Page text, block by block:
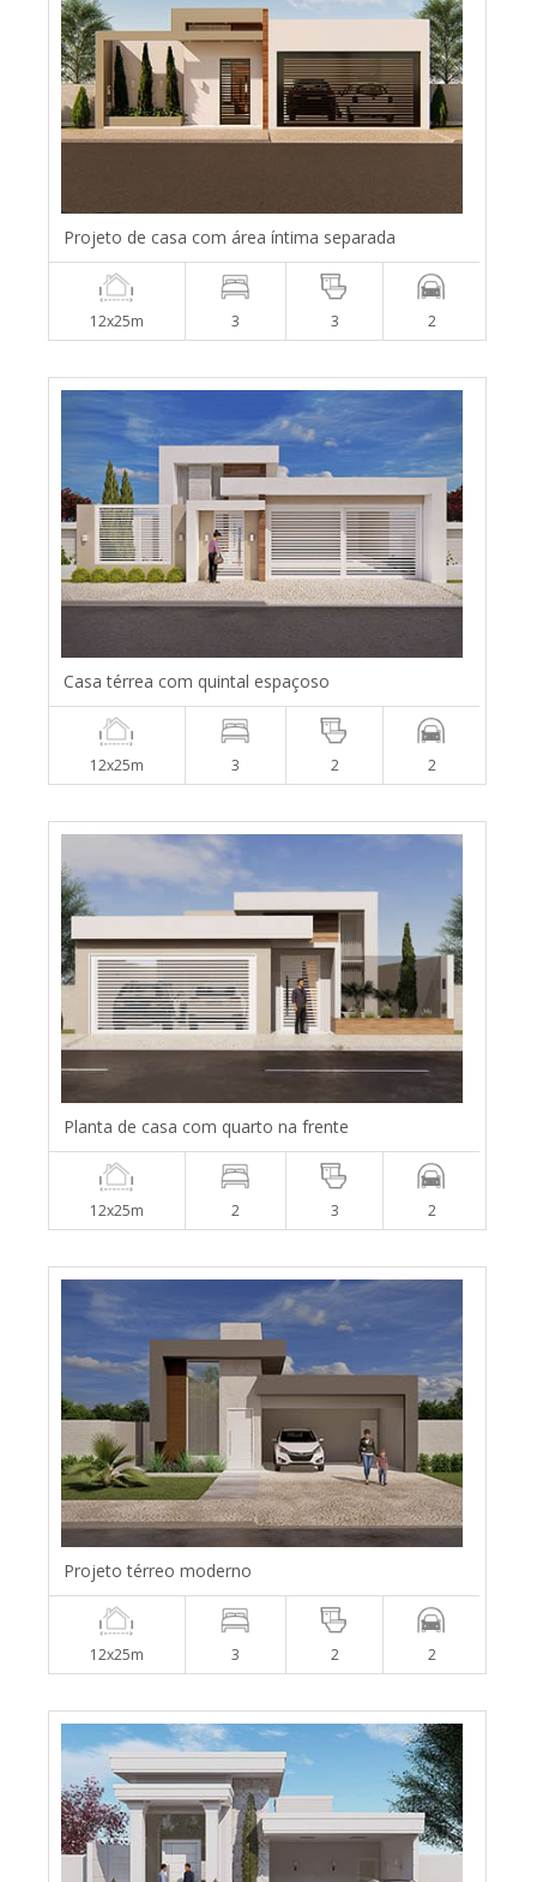
Projeto de casa com área íntima separada
12x25m 3 3 2
Casa térrea com quintal espaçoso
12x25m 3 2 2
Planta de casa com quarto na frente
12x25m 2 3 2
Projeto térreo moderno
12x25m 3 2 2